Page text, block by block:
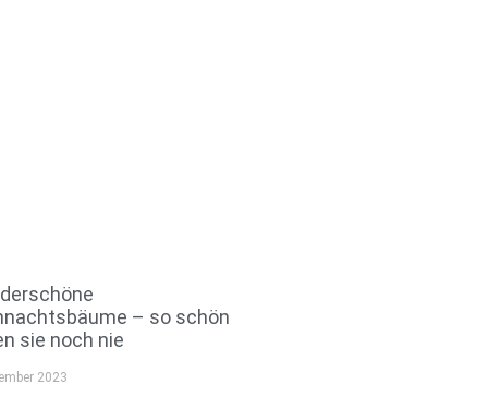
– so schön
sie noch nie
2023